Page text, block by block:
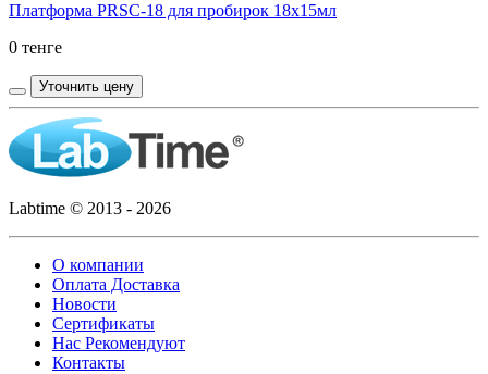
Платформа PRSC-18 для пробирок 18х15мл
0 тенге
Уточнить цену
Labtime © 2013 - 2026
О компании
Оплата Доставка
Новости
Сертификаты
Нас Рекомендуют
Контакты